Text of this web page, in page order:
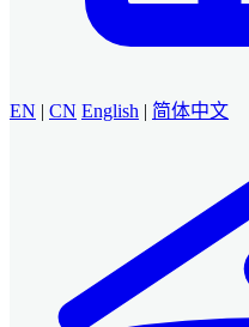
EN | CN English | 简体中文